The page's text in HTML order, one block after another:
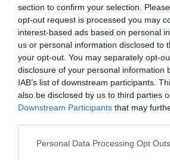
section to confirm your selection.
opt-out request is processed you may
interest-based ads based on personal
us or personal information disclosed to
your opt-out. You may separately opt-
disclosure of your personal information
IAB’s list of downstream participants.
also be disclosed by us to third parties
Downstream Participants that may
Please note that this website/app uses
Personal Data Processing Opt Outs